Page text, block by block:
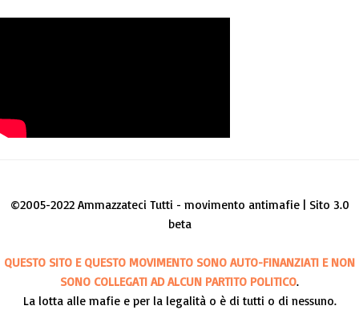
©2005-2022 Ammazzateci Tutti - movimento antimafie | Sito 3.0
beta
QUESTO SITO E QUESTO MOVIMENTO SONO AUTO-FINANZIATI E NON
SONO COLLEGATI AD ALCUN PARTITO POLITICO.
La lotta alle mafie e per la legalità o è di tutti o di nessuno.